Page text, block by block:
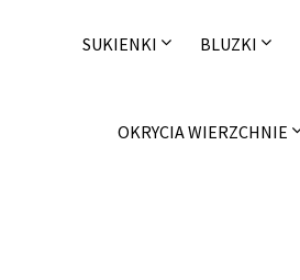
SUKIENKI BLUZKI
OKRYCIA WIERZCHNIE